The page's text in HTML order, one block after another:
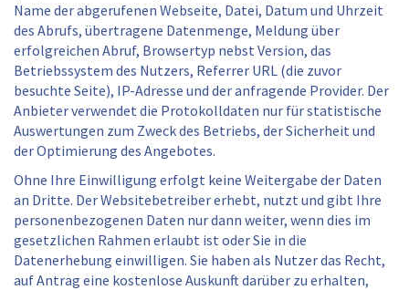
Name der abgerufenen Webseite, Datei, Datum und Uhrzeit
des Abrufs, übertragene Datenmenge, Meldung über
erfolgreichen Abruf, Browsertyp nebst Version, das
Betriebssystem des Nutzers, Referrer URL (die zuvor
besuchte Seite), IP-Adresse und der anfragende Provider. Der
Anbieter verwendet die Protokolldaten nur für statistische
Auswertungen zum Zweck des Betriebs, der Sicherheit und
der Optimierung des Angebotes.
Ohne Ihre Einwilligung erfolgt keine Weitergabe der Daten
an Dritte. Der Websitebetreiber erhebt, nutzt und gibt Ihre
personenbezogenen Daten nur dann weiter, wenn dies im
gesetzlichen Rahmen erlaubt ist oder Sie in die
Datenerhebung einwilligen. Sie haben als Nutzer das Recht,
auf Antrag eine kostenlose Auskunft darüber zu erhalten,